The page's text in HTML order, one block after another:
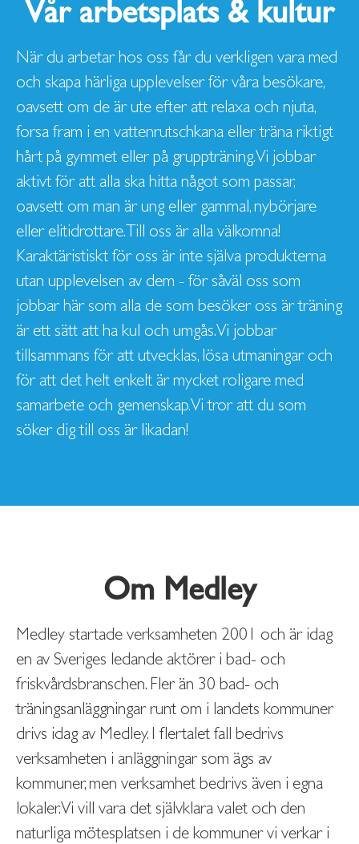
Vår arbetsplats & kultur
När du arbetar hos oss får du verkligen vara med
och skapa härliga upplevelser för våra besökare,
oavsett om de är ute efter att relaxa och njuta,
forsa fram i en vattenrutschkana eller träna riktigt
hårt på gymmet eller på gruppträning. Vi jobbar
aktivt för att alla ska hitta något som passar,
oavsett om man är ung eller gammal, nybörjare
eller elitidrottare. Till oss är alla välkomna!
Karaktäristiskt för oss är inte själva produkterna
utan upplevelsen av dem - för såväl oss som
jobbar här som alla de som besöker oss är träning
är ett sätt att ha kul och umgås. Vi jobbar
tillsammans för att utvecklas, lösa utmaningar och
för att det helt enkelt är mycket roligare med
samarbete och gemenskap. Vi tror att du som
söker dig till oss är likadan!
Om Medley
Medley startade verksamheten 2001 och är idag
en av Sveriges ledande aktörer i bad- och
friskvårdsbranschen. Fler än 30 bad- och
träningsanläggningar runt om i landets kommuner
drivs idag av Medley. I flertalet fall bedrivs
verksamheten i anläggningar som ägs av
kommuner, men verksamhet bedrivs även i egna
lokaler. Vi vill vara det självklara valet och den
naturliga mötesplatsen i de kommuner vi verkar i